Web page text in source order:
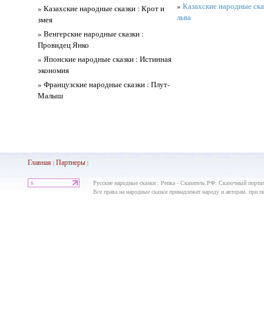
» Казахские народные сказки : Крот и
змея
» Венгерские народные сказки :
Провидец Янко
» Японские народные сказки : Истинная
экономия
» Французские народные сказки : Плут-
Малыш
» Казахские народные
льва
Главная| Партнеры|
Русские народные сказки : Репка - Сказатель.РФ: Сказочный портал
Все права на народные сказки принадлежат народу и авторам, при